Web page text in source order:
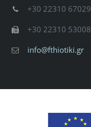
+30 22310 67029
+30 22310 53008
info@fthiotiki.gr